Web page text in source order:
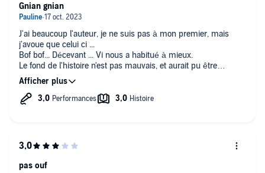
En revanche, j'ai échoué lamentablement à ignorer les propos
salaces murmurés à mon oreille, juste après.
Mais enfin, il était hors de question que je lui donne une autre
chance, surtout maintenant qu'il était l'un de nos clients... n'est-ce
pas ?
©2021 Vi Keeland (P)2021 Audible Studios
J'ai beaucoup l'auteur, je ne suis pas à mon premier, mais
j'avoue que celui ci ...
Bof bof... Décevant ... Vi nous a habitué à mieux.
Le fond de l'histoire n'est pas mauvais, et aurait pu être
beaucoup plus attrayant...
Je ne sais pas si ce sont les voix qui manquent d'intensité ou
l'écriture mais je reste du ma fin.
Gnian gnian
pas ouf